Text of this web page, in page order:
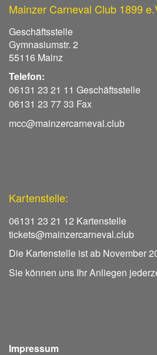
Mainzer Carneval Club 1899
Geschäftsstelle
Gymnasiumstr. 2
55116 Mainz
Telefon:
06131 23 21 11 Geschäftsstelle
06131 23 77 33 Fax
mcc@mainzercarneval.club
Kartenstelle:
06131 23 21 12 Kartenstelle
tickets@mainzercarneval.club
Die Kartenstelle ist ab November
Sie können uns Ihr Anliegen
Impressum